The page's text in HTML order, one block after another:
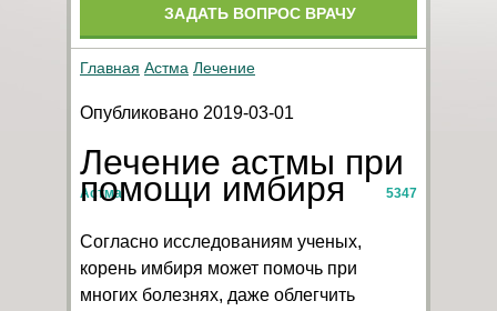
ЗАДАТЬ ВОПРОС ВРАЧУ
Главная Астма Лечение
Опубликовано 2019-03-01
Лечение астмы при
помощи имбиря
Астма 5347
Согласно исследованиям ученых,
корень имбиря может помочь при
многих болезнях, даже облегчить